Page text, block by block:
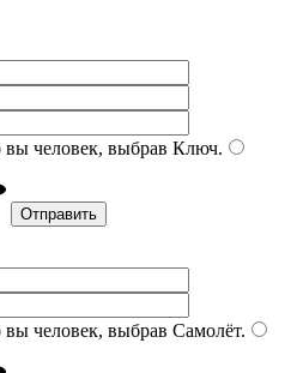
человек, выбрав Ключ.
человек, выбрав Самолёт.